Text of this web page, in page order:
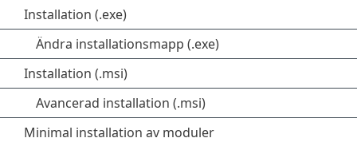
Installation (.exe)
Ändra installationsmapp (.exe)
Installation (.msi)
Avancerad installation (.msi)
Minimal installation av moduler